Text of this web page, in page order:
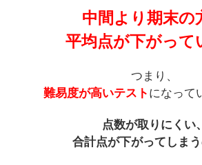
中間より期末の
平均点が下がって
つまり、
難易度が高いテスト になって
点数が取りにくい、
合計点が下がってしまう